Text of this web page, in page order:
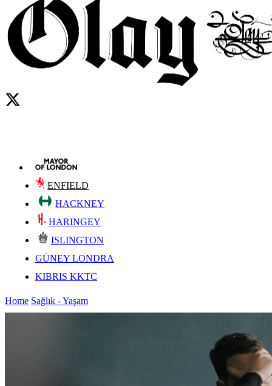
ENFIELD
HACKNEY
HARINGEY
ISLINGTON
GÜNEY LONDRA
KIBRIS KKTC
Home Sağlık - Yaşam